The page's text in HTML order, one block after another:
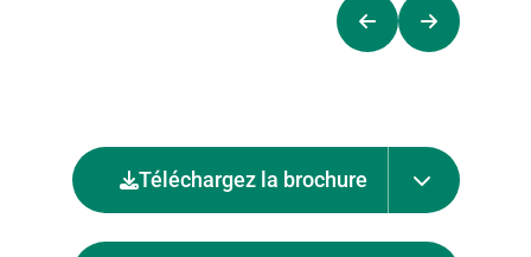
Téléchargez la brochure